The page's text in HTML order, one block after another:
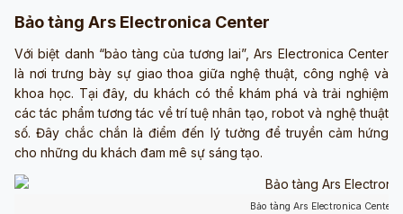
Bảo tàng Ars Electronica Center
Với biệt danh “bảo tàng của tương lai”, Ars Electronica Center
là nơi trưng bày sự giao thoa giữa nghệ thuật, công nghệ và
khoa học. Tại đây, du khách có thể khám phá và trải nghiệm
các tác phẩm tương tác về trí tuệ nhân tạo, robot và nghệ thuật
số. Đây chắc chắn là điểm đến lý tưởng để truyền cảm hứng
cho những du khách đam mê sự sáng tạo.
Bảo tàng Ars Electronica Center